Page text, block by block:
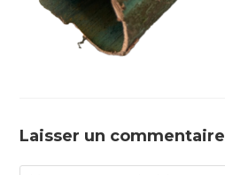
Laisser un commentaire